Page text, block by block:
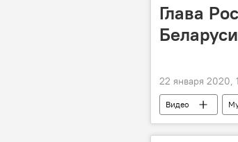
Глава
22 января 2020,
Видео
Александр